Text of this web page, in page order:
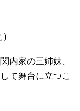
)
内家の三姉妹、
て舞台に立つこ